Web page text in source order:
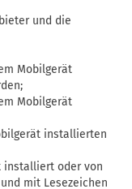
und die
Mobilgerät
Mobilgerät
installierten
installiert oder von
mit Lesezeichen